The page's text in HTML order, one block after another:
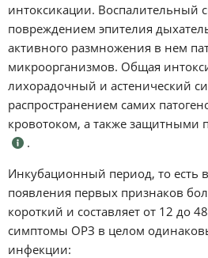
интоксикации. Воспалительный
повреждением эпителия
активного размножения в нем
микроорганизмов. Общая
лихорадочный и астенический
распространением самих
кровотоком, а также защитными
.
Инкубационный период, то есть
появления первых признаков
короткий и составляет от 12 до
симптомы ОРЗ в целом
инфекции: